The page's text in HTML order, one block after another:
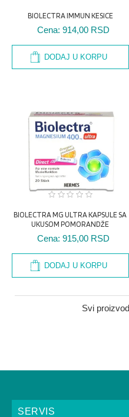
BIOLECTRA IMMUN KESICE
Cena: 914,00 RSD
DODAJ U KORPU
BIOLECTRA MG ULTRA KAPSULE SA
UKUSOM POMORANDŽE
Cena: 915,00 RSD
DODAJ U KORPU
Svi
SERVIS